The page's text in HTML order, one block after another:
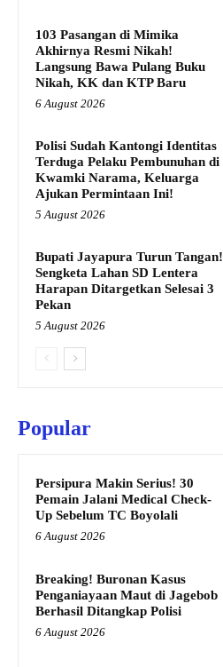
103 Pasangan di Mimika
Akhirnya Resmi Nikah!
Langsung Bawa Pulang Buku
Nikah, KK dan KTP Baru
6 August 2026
Polisi Sudah Kantongi Identitas
Terduga Pelaku Pembunuhan di
Kwamki Narama, Keluarga
Ajukan Permintaan Ini!
5 August 2026
Bupati Jayapura Turun Tangan!
Sengketa Lahan SD Lentera
Harapan Ditargetkan Selesai 3
Pekan
5 August 2026
Popular
Persipura Makin Serius! 30
Pemain Jalani Medical Check-
Up Sebelum TC Boyolali
6 August 2026
Breaking! Buronan Kasus
Penganiayaan Maut di Jagebob
Berhasil Ditangkap Polisi
6 August 2026